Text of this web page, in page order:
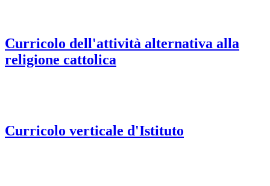
Curricolo dell'attività alternativa alla
religione cattolica
Curricolo verticale d'Istituto